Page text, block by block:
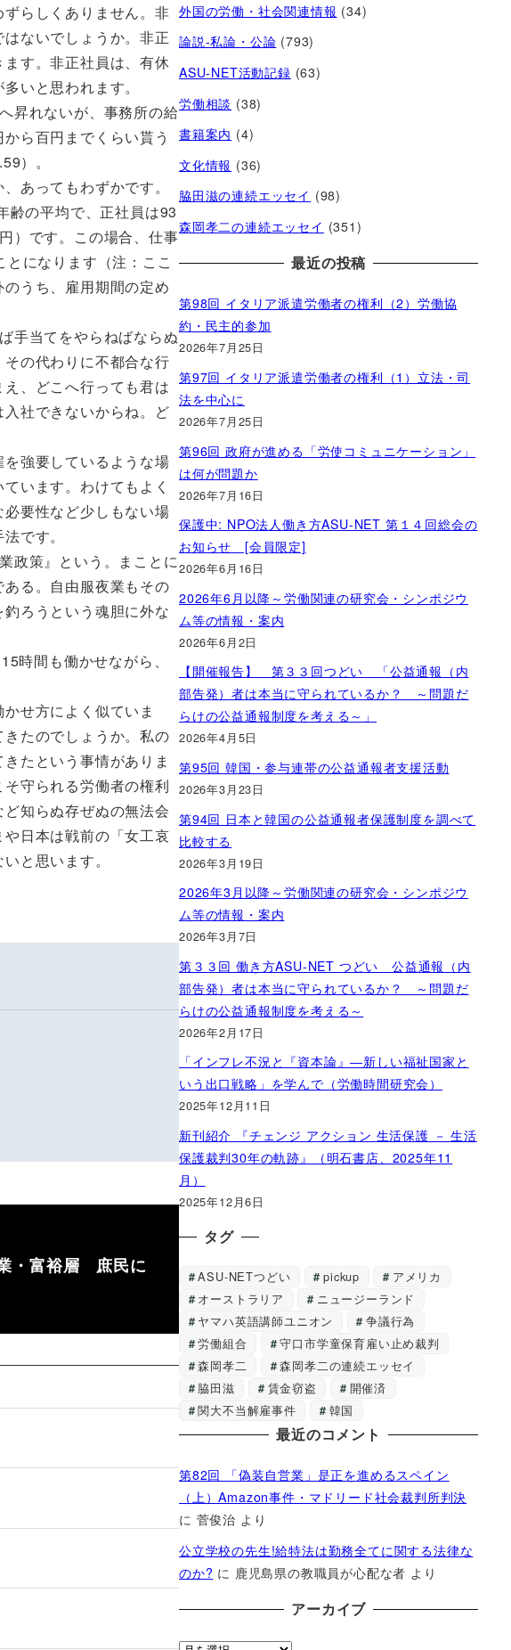
らしくありません。非
ないでしょうか。非正
す。非正社員は、有休
いと思われます。
昇れないが、事務所の給
ら百円までくらい貰う
）。
あってもわずかです。
齢の平均で、正社員は93
）です。この場合、仕事
になります（注：ここ
うち、雇用期間の定め
手当てをやらねばならぬ
の代わりに不都合な行
、どこへ行っても君は
社できないからね。ど
強要しているような場
います。わけてもよく
要性など少しもない場
です。
政策』という。まことに
る。自由服夜業もその
ろうという魂胆に外な
時間も働かせながら、
せ方によく似ていま
たのでしょうか。私の
たという事情がありま
守られる労働者の権利
知らぬ存ぜぬの無法会
日本は戦前の「女工哀
と思います。
・富裕層 庶民に
外国の労働・社会関連情報 (34)
論説-私論・公論 (793)
ASU-NET活動記録 (63)
労働相談 (38)
書籍案内 (4)
文化情報 (36)
脇田滋の連続エッセイ (98)
森岡孝二の連続エッセイ (351)
最近の投稿
第98回 イタリア派遣労働者の権利（2）労働協
約・民主的参加
2026年7月25日
第97回 イタリア派遣労働者の権利（1）立法・司
法を中心に
2026年7月25日
第96回 政府が進める「労使コミュニケーション」
は何が問題か
2026年7月16日
保護中: NPO法人働き方ASU-NET 第１４回総会の
お知らせ [会員限定]
2026年6月16日
2026年6月以降～労働関連の研究会・シンポジウ
ム等の情報・案内
2026年6月2日
【開催報告】 第３３回つどい 「公益通報（内
部告発）者は本当に守られているか？ ～問題だ
らけの公益通報制度を考える～」
2026年4月5日
第95回 韓国・参与連帯の公益通報者支援活動
2026年3月23日
第94回 日本と韓国の公益通報者保護制度を調べて
比較する
2026年3月19日
2026年3月以降～労働関連の研究会・シンポジウ
ム等の情報・案内
2026年3月7日
第３３回 働き方ASU-NET つどい 公益通報（内
部告発）者は本当に守られているか？ ～問題だ
らけの公益通報制度を考える～
2026年2月17日
「インフレ不況と『資本論』―新しい福祉国家と
いう出口戦略」を学んで（労働時間研究会）
2025年12月11日
新刊紹介 『チェンジ アクション 生活保護 － 生活
保護裁判30年の軌跡』（明石書店、2025年11
月）
2025年12月6日
タグ
ASU-NETつどい pickup
アメリカ
オーストラリア
ニュージーランド
ヤマハ英語講師ユニオン
争議行為
労働組合
守口市学童保育雇い止め裁判
森岡孝二
森岡孝二の連続エッセイ
脇田滋
賃金窃盗
開催済
関大不当解雇事件
韓国
最近のコメント
第82回 「偽装自営業」是正を進めるスペイン
（上）Amazon事件・マドリード社会裁判所判決
に 菅俊治 より
公立学校の先生!給特法は勤務全てに関する法律な
のか? に 鹿児島県の教職員が心配な者 より
アーカイブ